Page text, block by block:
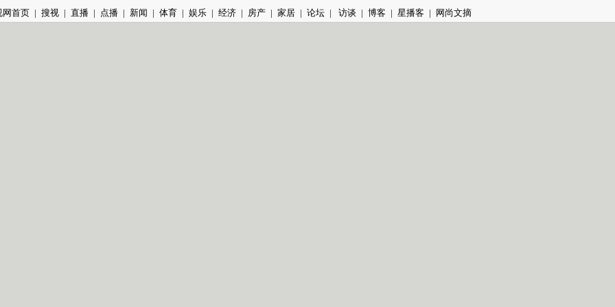
网首页 | 搜视 | 直播 | 点播 | 新闻 | 体育 | 娱乐 | 经济 | 房产 | 家居 | 论坛 | 访谈 | 博客 | 星播客 | 网尚文摘